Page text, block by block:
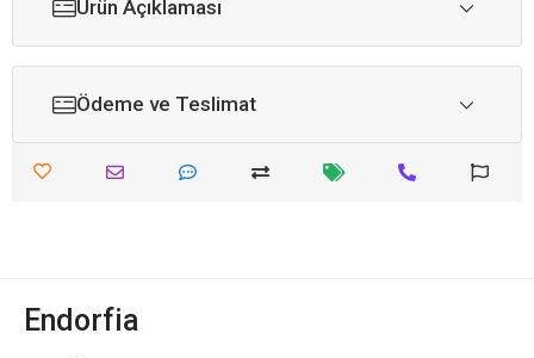
Ürün Açıklaması
Ödeme ve Teslimat
Endorfia